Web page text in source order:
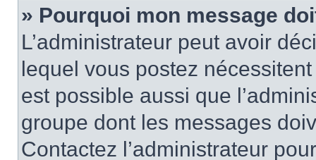
» Pourquoi mon message
L’administrateur peut avoir
lequel vous postez
est possible aussi que
groupe dont les messages
Contactez l’administrateur